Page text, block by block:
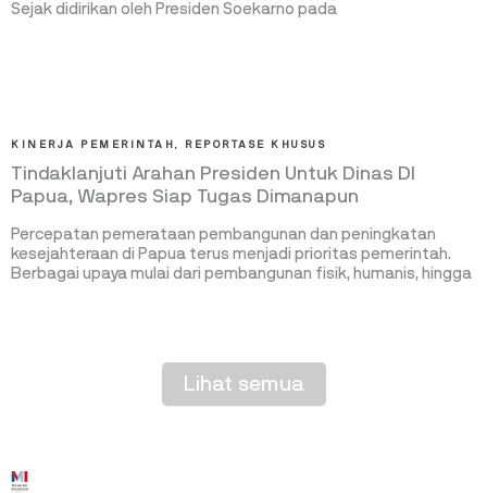
Sejak didirikan oleh Presiden Soekarno pada
KINERJA PEMERINTAH , REPORTASE KHUSUS
Tindaklanjuti Arahan Presiden Untuk Dinas DI
Papua, Wapres Siap Tugas Dimanapun
Percepatan pemerataan pembangunan dan peningkatan
kesejahteraan di Papua terus menjadi prioritas pemerintah.
Berbagai upaya mulai dari pembangunan fisik, humanis, hingga
Lihat semua